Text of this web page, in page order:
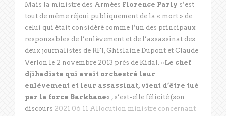
Mais la ministre des Armées Florence Parly s’est
tout de même réjoui publiquement de la « mort » de
celui qui était considéré comme l’un des principaux
responsables de l’enlèvement et de l’assassinat des
deux journalistes de RFI, Ghislaine Dupont et Claude
Verlon le 2 novembre 2013 près de Kidal. »Le chef
djihadiste qui avait orchestré leur
enlèvement et leur assassinat, vient d’être tué
par la force Barkhane« , s’est-elle félicité (son
discours 2021 06 11 Allocution ministre concernant